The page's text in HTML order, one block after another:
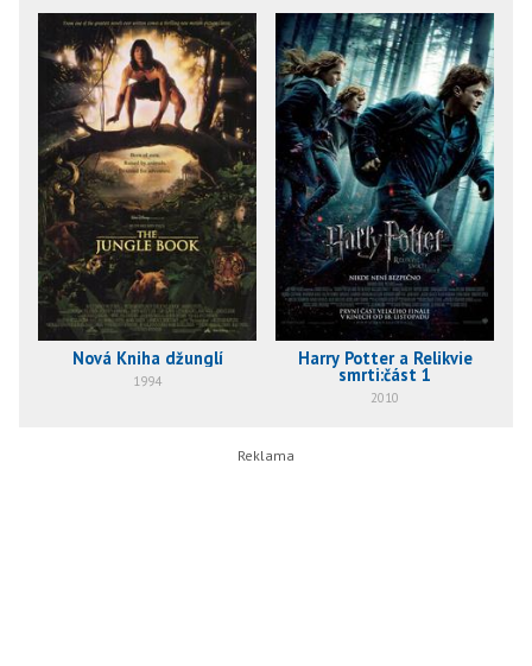
Nová Kniha džunglí
1994
Harry Potter a Relikvie
smrti:část 1
2010